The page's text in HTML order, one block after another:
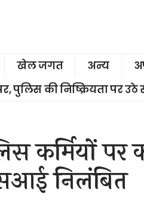
खेल जगत अन्य
पुलिस की निष्क्रियता पर
कर्मियों पर
निलंबित